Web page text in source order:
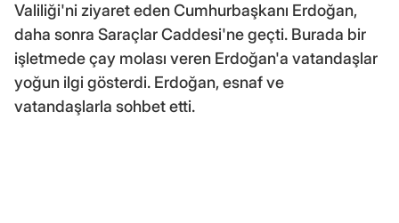
Valiliği'ni ziyaret eden Cumhurbaşkanı Erdoğan,
daha sonra Saraçlar Caddesi'ne geçti. Burada bir
işletmede çay molası veren Erdoğan'a vatandaşlar
yoğun ilgi gösterdi. Erdoğan, esnaf ve
vatandaşlarla sohbet etti.